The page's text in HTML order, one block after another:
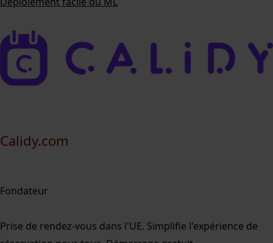
Calidy.com
Fondateur
Prise de rendez-vous dans l'UE. Simplifie l'expérience de